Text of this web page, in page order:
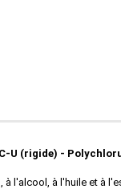
U (rigide) -
à l'alcool, à l'huile et à